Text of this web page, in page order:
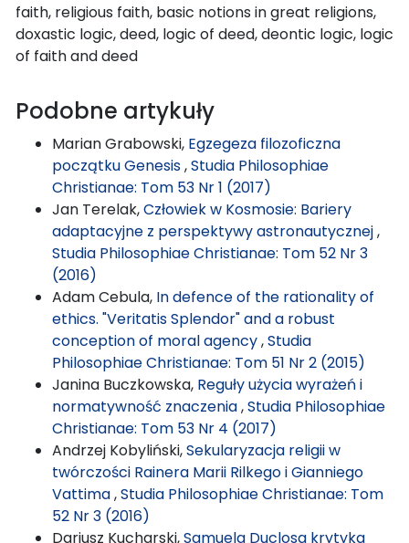
faith, religious faith, basic notions in great religions,
doxastic logic, deed, logic of deed, deontic logic, logic
of faith and deed
Podobne artykuły
Marian Grabowski, Egzegeza filozoficzna
początku Genesis,Studia Philosophiae
Christianae: Tom 53 Nr 1 (2017)
Jan Terelak,Człowiek w Kosmosie: Bariery
adaptacyjne z perspektywy astronautycznej,
Studia Philosophiae Christianae: Tom 52 Nr 3
(2016)
Adam Cebula, In defence of the rationality of
ethics. "Veritatis Splendor" and a robust
conception of moral agency,Studia
Philosophiae Christianae: Tom 51 Nr 2 (2015)
Janina Buczkowska, Reguły użycia wyrażeń i
normatywność znaczenia,Studia Philosophiae
Christianae: Tom 53 Nr 4 (2017)
Andrzej Kobyliński,Sekularyzacja religii w
twórczości Rainera Marii Rilkego i Gianniego
Vattima,Studia Philosophiae Christianae: Tom
52 Nr 3 (2016)
Dariusz Kucharski,Samuela Duclosa krytyka